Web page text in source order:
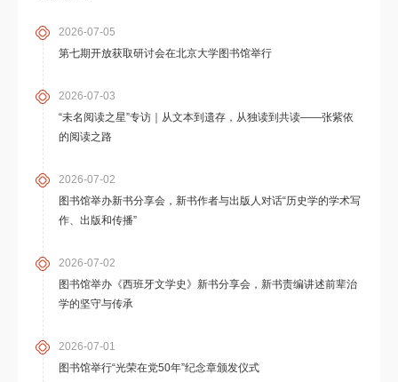
2026-07-05
第七期开放获取研讨会在北京大学图书馆举行
2026-07-03
“未名阅读之星”专访｜从文本到遗存，从独读到共读——张紫依
的阅读之路
2026-07-02
图书馆举办新书分享会，新书作者与出版人对话“历史学的学术写
作、出版和传播”
2026-07-02
图书馆举办《西班牙文学史》新书分享会，新书责编讲述前辈治
学的坚守与传承
2026-07-01
图书馆举行“光荣在党50年”纪念章颁发仪式